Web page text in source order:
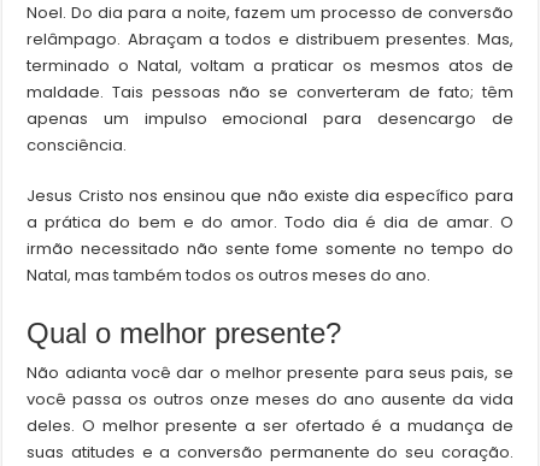
Noel. Do dia para a noite, fazem um processo de conversão
relâmpago. Abraçam a todos e distribuem presentes. Mas,
terminado o Natal, voltam a praticar os mesmos atos de
maldade. Tais pessoas não se converteram de fato; têm
apenas um impulso emocional para desencargo de
consciência.
Jesus Cristo nos ensinou que não existe dia específico para
a prática do bem e do amor. Todo dia é dia de amar. O
irmão necessitado não sente fome somente no tempo do
Natal, mas também todos os outros meses do ano.
Qual o melhor presente?
Não adianta você dar o melhor presente para seus pais, se
você passa os outros onze meses do ano ausente da vida
deles. O melhor presente a ser ofertado é a mudança de
suas atitudes e a conversão permanente do seu coração.